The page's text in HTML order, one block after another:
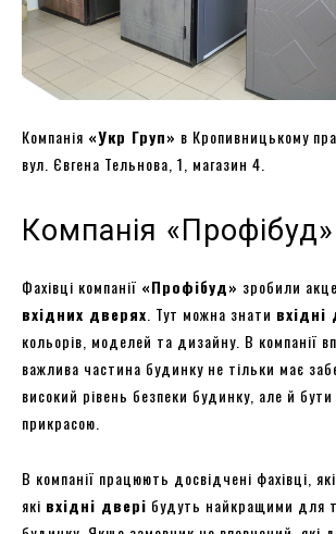
Компанія «Укр Груп» в Кропивницькому
вул. Євгена Тельнова, 1, магазин 4.
Компанія «Профібуд»
Фахівці компанії «Профібуд» зробили
вхідних дверях . Тут можна знати вхідні
кольорів, моделей та дизайну. В компанії
важлива частина будинку не тільки має
високий рівень безпеки будинку, але й
прикрасою.
В компанії працюють досвідчені фахівці,
які вхідні двері будуть найкращими для